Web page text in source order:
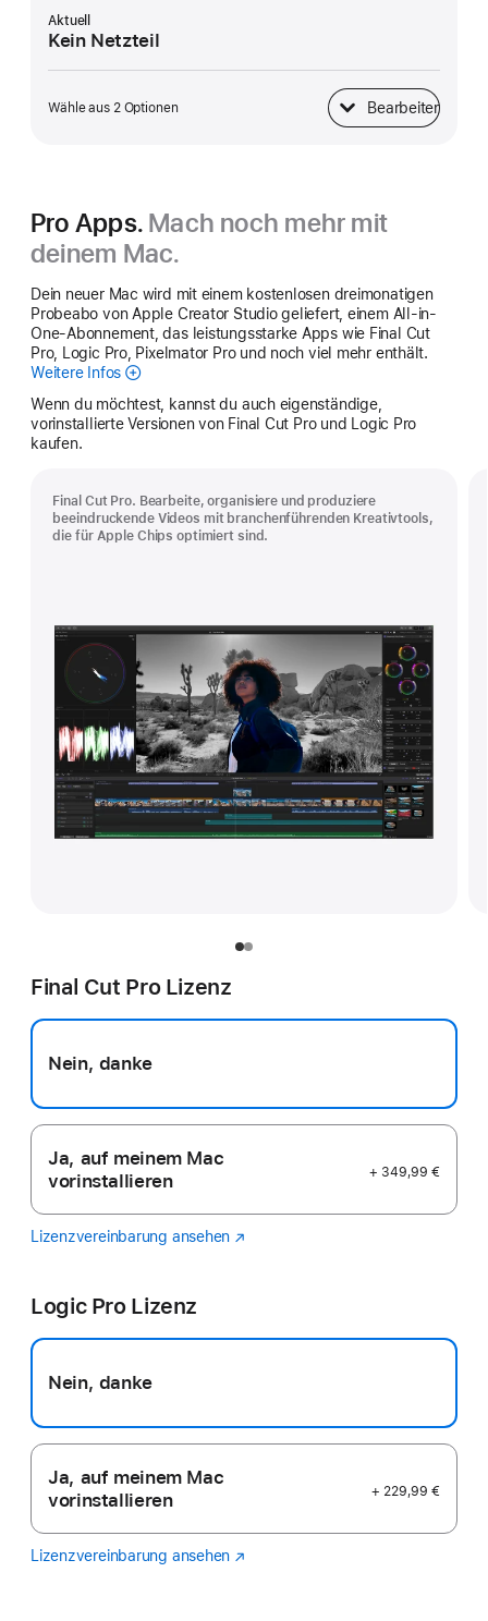
Aktuell
Kein Netzteil
Wähle aus 2 Optionen Bearbeiten
Netzteil
Pro Apps. Mach noch mehr mit
deinem Mac.
Dein neuer Mac wird mit einem kostenlosen dreimonatigen
Probeabo von Apple Creator Studio geliefert, einem All-in-
One-Abonnement, das leistungsstarke Apps wie Final Cut
Pro, Logic Pro, Pixelmator Pro und noch viel mehr enthält.
Weitere Infos Apple
Studio
Wenn du möchtest, kannst du auch eigenständige,
vorinstallierte Versionen von Final Cut Pro und Logic Pro
kaufen.
Final Cut Pro. Bearbeite, organisiere und produziere
beeindruckende Videos mit branchenführenden Kreativtools,
die für Apple Chips optimiert sind.
Final Cut Pro Lizenz
Nein, danke
Ja, auf meinem Mac
vorinstallieren
+ 349,99 €
Lizenzvereinbarung ansehen Final
(Öffnet
Logic Pro Lizenz
Nein, danke
Ja, auf meinem Mac
vorinstallieren
+ 229,99 €
Lizenzvereinbarung ansehen Logic
(Öffnet